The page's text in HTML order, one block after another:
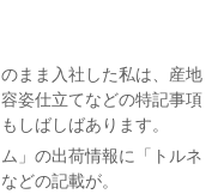
まま入社した私は、産地
姿仕立てなどの特記事項
しばしばあります。
」の出荷情報に「トルネ
どの記載が。